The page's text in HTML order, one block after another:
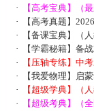
·
【高考宝典】（
·
【高考真题】
·
【备课宝典】（
·
【学霸秘籍】备
·
【压轴专练】中
·
【我爱物理】启
·
【超级学典】（
·
【超级考典】（